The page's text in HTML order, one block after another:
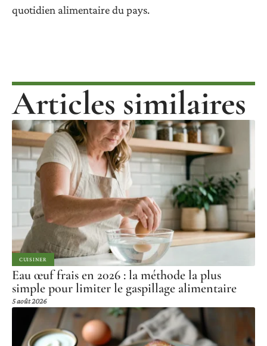
quotidien alimentaire du pays.
Articles similaires
CUISINER
Eau œuf frais en 2026 : la méthode la plus
simple pour limiter le gaspillage alimentaire
5 août 2026